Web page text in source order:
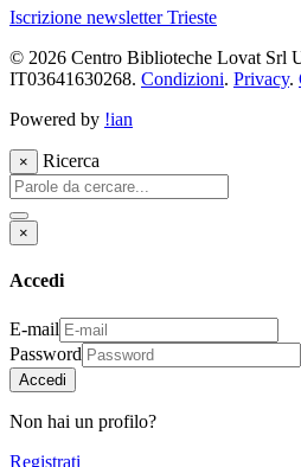
Iscrizione newsletter Trieste
© 2026 Centro Biblioteche Lovat Srl
IT03641630268. Condizioni. Privacy.
Powered by !ian
× Ricerca
×
Accedi
E-mail
Password
Accedi
Non hai un profilo?
Registrati